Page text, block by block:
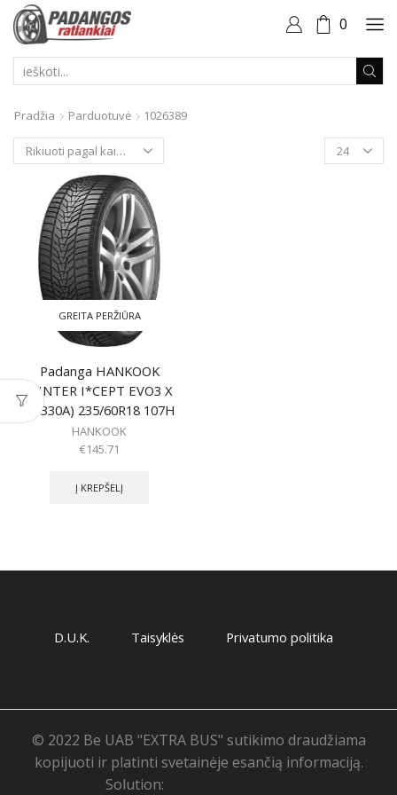
0
Pradžia Parduotuvė
1026389
Produktai
puslapyje
GREITA PERŽIŪRA
Padanga HANKOOK
WINTER I*CEPT EVO3 X
(W330A) 235/60R18 107H
HANKOOK
€145.71
Į KREPŠELĮ
D.U.K. Taisyklės Privatumo politika
© 2022 Be UAB "EXTRA BUS" sutikimo draudžiama
kopijuoti ir platinti svetainėje esančią informaciją.
Solution: